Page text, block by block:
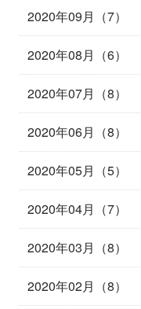
2020年09月（7）
2020年08月（6）
2020年07月（8）
2020年06月（8）
2020年05月（5）
2020年04月（7）
2020年03月（8）
2020年02月（8）